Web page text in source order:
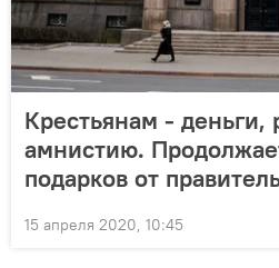
Крестьянам - деньги,
амнистию.
подарков от
15 апреля 2020, 10:45